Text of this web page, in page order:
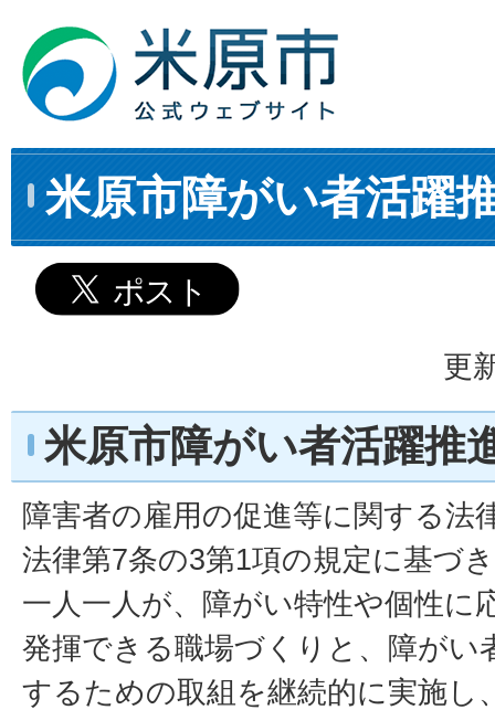
米原市障がい者活躍
更
米原市障がい者活躍推
障害者の雇用の促進等に関する法
法律第7条の3第1項の規定に基づ
一人一人が、障がい特性や個性に
発揮できる職場づくりと、障がい
するための取組を継続的に実施し